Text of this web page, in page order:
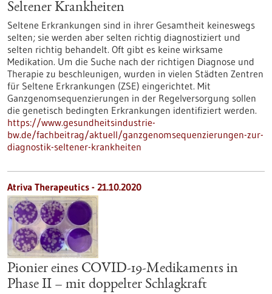
Seltener Krankheiten
Seltene Erkrankungen sind in ihrer Gesamtheit keineswegs
selten; sie werden aber selten richtig diagnostiziert und
selten richtig behandelt. Oft gibt es keine wirksame
Medikation. Um die Suche nach der richtigen Diagnose und
Therapie zu beschleunigen, wurden in vielen Städten Zentren
für Seltene Erkrankungen (ZSE) eingerichtet. Mit
Ganzgenomsequenzierungen in der Regelversorgung sollen
die genetisch bedingten Erkrankungen identifiziert werden.
https://www.gesundheitsindustrie-
bw.de/fachbeitrag/aktuell/ganzgenomsequenzierungen-zur-
diagnostik-seltener-krankheiten
Atriva Therapeutics - 21.10.2020
Pionier eines COVID-19-Medikaments in
Phase II – mit doppelter Schlagkraft